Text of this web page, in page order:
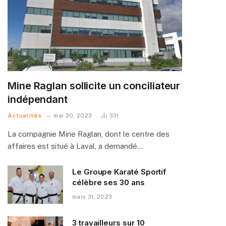
Mine Raglan sollicite un conciliateur
indépendant
Actualités mai 30, 2023 331
La compagnie Mine Raglan, dont le centre des
affaires est situé à Laval, a demandé…
Le Groupe Karaté Sportif
célèbre ses 30 ans
mars 31, 2023
3 travailleurs sur 10